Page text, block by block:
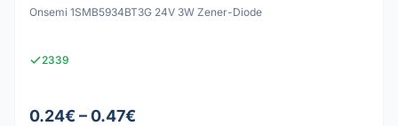
Onsemi 1SMB5934BT3G 24V 3W Zener-Diode
2339
0.24€ – 0.47€